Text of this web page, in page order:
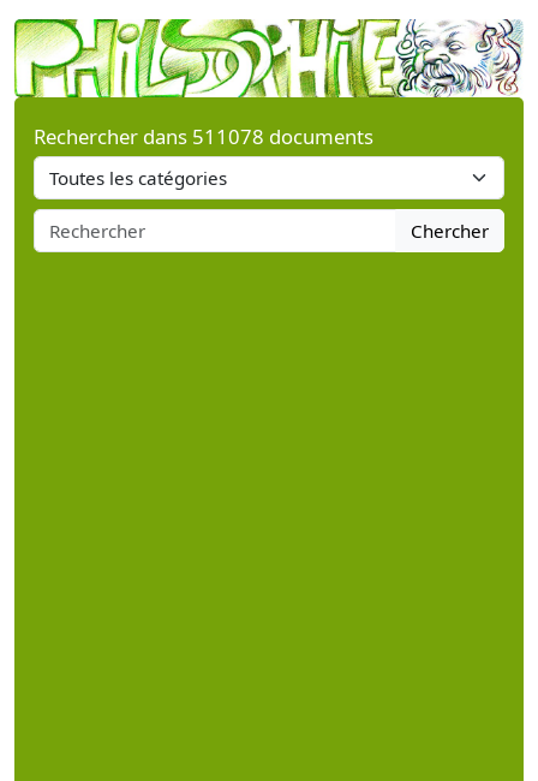
Rechercher dans 511078 documents
Chercher